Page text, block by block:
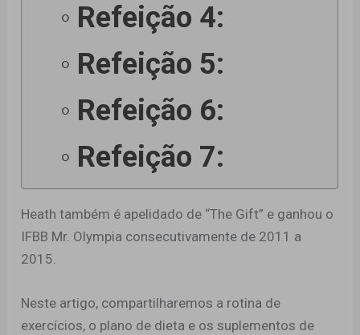
Refeição 4:
Refeição 5:
Refeição 6:
Refeição 7:
Heath também é apelidado de “The Gift” e ganhou o
IFBB Mr. Olympia consecutivamente de 2011 a
2015.
Neste artigo, compartilharemos a rotina de
exercícios, o plano de dieta e os suplementos de